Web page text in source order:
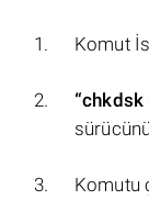
Komut
“chkdsk
Komutu